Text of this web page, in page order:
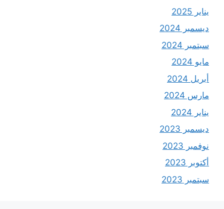
يناير 2025
ديسمبر 2024
سبتمبر 2024
مايو 2024
أبريل 2024
مارس 2024
يناير 2024
ديسمبر 2023
نوفمبر 2023
أكتوبر 2023
سبتمبر 2023